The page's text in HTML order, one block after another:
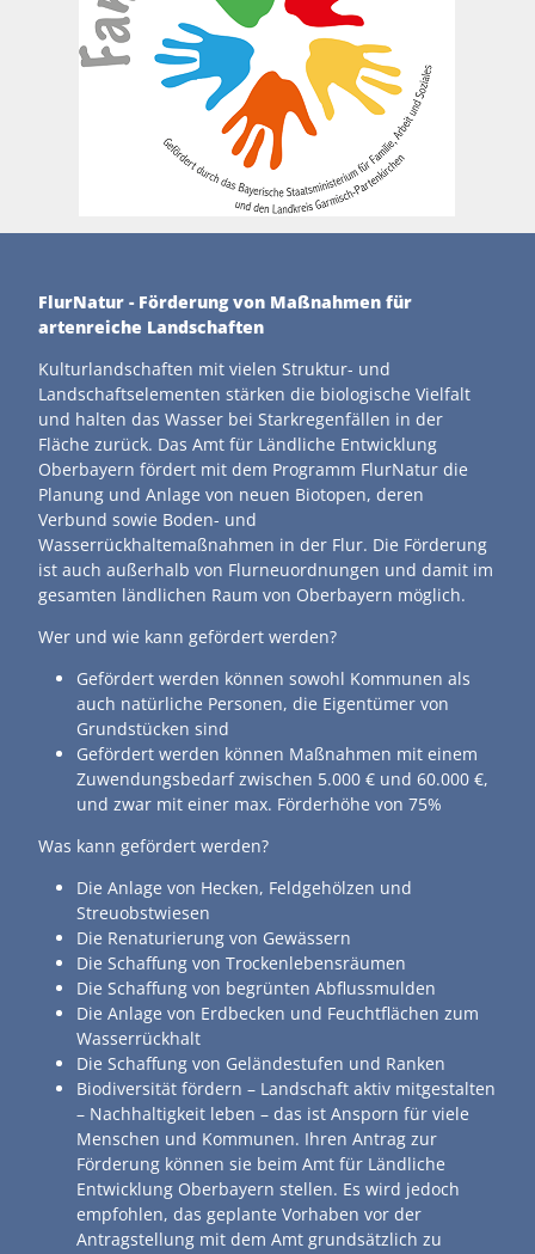
FlurNatur - Förderung von Maßnahmen für
artenreiche Landschaften
Kulturlandschaften mit vielen Struktur- und
Landschaftselementen stärken die biologische Vielfalt
und halten das Wasser bei Starkregenfällen in der
Fläche zurück. Das Amt für Ländliche Entwicklung
Oberbayern fördert mit dem Programm FlurNatur die
Planung und Anlage von neuen Biotopen, deren
Verbund sowie Boden- und
Wasserrückhaltemaßnahmen in der Flur. Die Förderung
ist auch außerhalb von Flurneuordnungen und damit im
gesamten ländlichen Raum von Oberbayern möglich.
Wer und wie kann gefördert werden?
Gefördert werden können sowohl Kommunen als
auch natürliche Personen, die Eigentümer von
Grundstücken sind
Gefördert werden können Maßnahmen mit einem
Zuwendungsbedarf zwischen 5.000 € und 60.000 €,
und zwar mit einer max. Förderhöhe von 75%
Was kann gefördert werden?
Die Anlage von Hecken, Feldgehölzen und
Streuobstwiesen
Die Renaturierung von Gewässern
Die Schaffung von Trockenlebensräumen
Die Schaffung von begrünten Abflussmulden
Die Anlage von Erdbecken und Feuchtflächen zum
Wasserrückhalt
Die Schaffung von Geländestufen und Ranken
Biodiversität fördern – Landschaft aktiv mitgestalten
– Nachhaltigkeit leben – das ist Ansporn für viele
Menschen und Kommunen. Ihren Antrag zur
Förderung können sie beim Amt für Ländliche
Entwicklung Oberbayern stellen. Es wird jedoch
empfohlen, das geplante Vorhaben vor der
Antragstellung mit dem Amt grundsätzlich zu